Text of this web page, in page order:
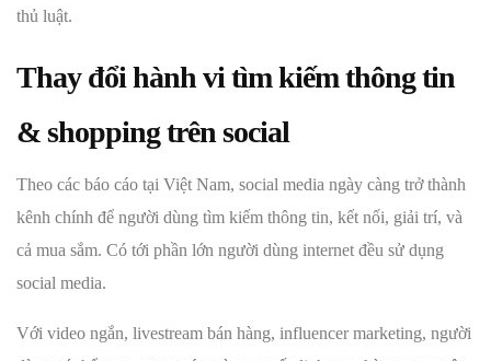
thủ luật.
Thay đổi hành vi tìm kiếm thông tin
& shopping trên social
Theo các báo cáo tại Việt Nam, social media ngày càng trở thành
kênh chính để người dùng tìm kiếm thông tin, kết nối, giải trí, và
cả mua sắm. Có tới phần lớn người dùng internet đều sử dụng
social media.
Với video ngắn, livestream bán hàng, influencer marketing, người